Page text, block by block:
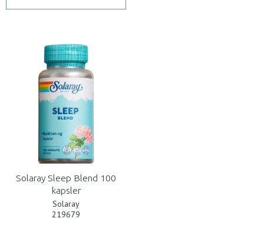
Solaray Sleep Blend 100
kapsler
Solaray
219679